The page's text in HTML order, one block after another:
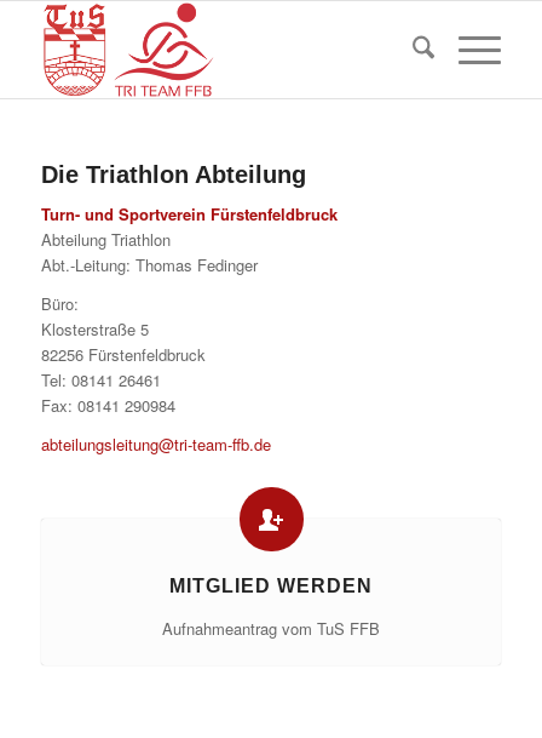
Die Triathlon Abteilung
Turn- und Sportverein Fürstenfeldbruck
Abteilung Triathlon
Abt.-Leitung: Thomas Fedinger
Büro:
Klosterstraße 5
82256 Fürstenfeldbruck
Tel: 08141 26461
Fax: 08141 290984
abteilungsleitung@tri-team-ffb.de
MITGLIED WERDEN
Aufnahmeantrag vom TuS FFB